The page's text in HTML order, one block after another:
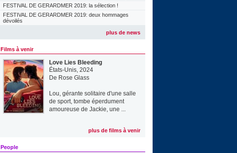
FESTIVAL DE GERARDMER 2019: la sélection !
FESTIVAL DE GERARDMER 2019: deux hommages
dévoilés
plus de news
Films à venir
Love Lies Bleeding
États-Unis, 2024
De Rose Glass
Lou, gérante solitaire d'une salle
de sport, tombe éperdument
amoureuse de Jackie, une ...
plus de films à venir
People